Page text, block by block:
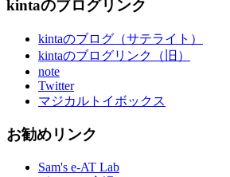
kintaのブログリンク
kintaのブログ（サテライト）
kintaのブログリンク（旧）
note
Twitter
マジカルトイボックス
お勧めリンク
Sam's e-AT Lab